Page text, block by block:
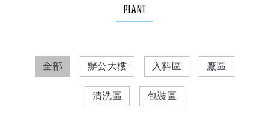
PLANT
全部 辦公大樓 入料區 廠區
清洗區 包裝區